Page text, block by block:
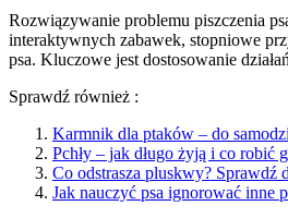
Rozwiązywanie problemu piszczenia
interaktywnych zabawek, stopniowe
psa. Kluczowe jest dostosowanie
Sprawdź również :
Karmnik dla ptaków – do
Pchły – jak długo żyją i co robić
Co odstrasza pluskwy? Sprawdź
Jak nauczyć psa ignorować inne